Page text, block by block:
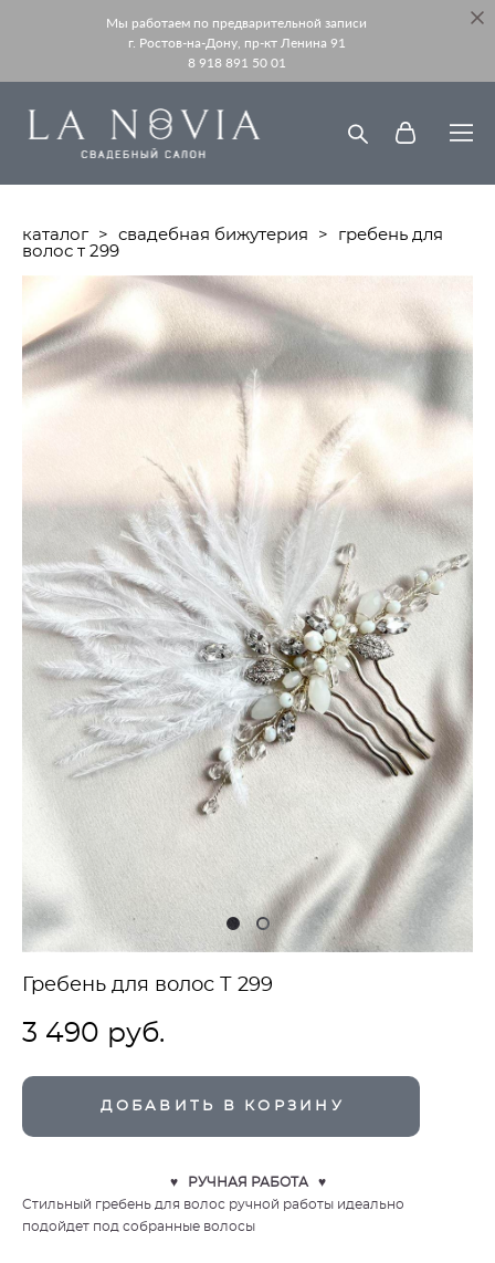
Мы работаем по предварительной записи
г. Ростов-на-Дону, пр-кт Ленина 91
8 918 891 50 01
каталог > свадебная бижутерия >
гребень для
волос т 299
Гребень для волос Т 299
3 490 pуб.
ДОБАВИТЬ В КОРЗИНУ
♥ РУЧНАЯ РАБОТА ♥
Стильный гребень для волос ручной работы идеально
подойдет под собранные волосы